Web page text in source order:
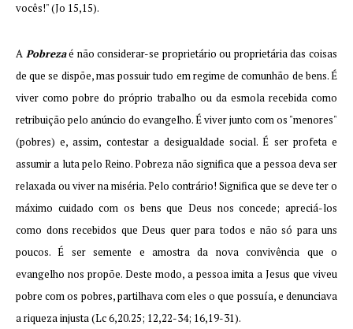
vocês!" (Jo 15,15).
A Pobrezaé não considerar-se proprietário ou proprietária das coisas
de que se dispõe, mas possuir tudo em regime de comunhão de bens. É
viver como pobre do próprio trabalho ou da esmola recebida como
retribuição pelo anúncio do evangelho. É viver junto com os "menores"
(pobres) e, assim, contestar a desigualdade social. É ser profeta e
assumir a luta pelo Reino. Pobreza não significa que a pessoa deva ser
relaxada ou viver na miséria. Pelo contrário! Significa que se deve ter o
máximo cuidado com os bens que Deus nos concede; apreciá-los
como dons recebidos que Deus quer para todos e não só para uns
poucos. É ser semente e amostra da nova convivência que o
evangelho nos propõe. Deste modo, a pessoa imita a Jesus que viveu
pobre com os pobres, partilhava com eles o que possuía, e denunciava
a riqueza injusta (Lc 6,20.25; 12,22-34; 16,19-31).